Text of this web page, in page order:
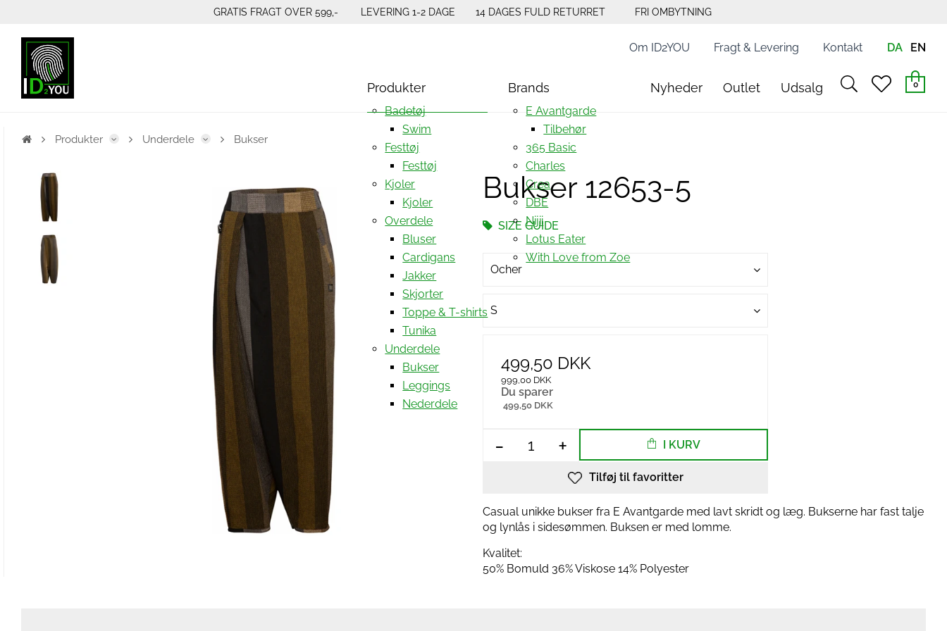
GRATIS FRAGT OVER 599,- LEVERING 1-2 DAGE 14 DAGES FULD RETURRET FRI OMBYTNING
Produkter
Badetøj
Swim
Festtøj
Festtøj
Kjoler
Kjoler
Overdele
Bluser
Cardigans
Jakker
Skjorter
Toppe & T-shirts
Tunika
Underdele
Bukser
Leggings
Nederdele
Brands
E Avantgarde
Tilbehør
365 Basic
Charles
Crea
DBE
Nijii
Lotus Eater
With Love from Zoe
Nyheder Outlet Udsalg
searchheart
0
Om ID2YOU Fragt & Levering Kontakt DA EN
Produkter Underdele Bukser
Bukser 12653-5
SIZE GUIDE
Ocher
S
499,50 DKK
999,00 DKK
Du sparer
499,50 DKK
- + I KURV
Tilføj til favoritter
Casual unikke bukser fra E Avantgarde med lavt skridt og læg. Bukserne har fast talje
og lynlås i sidesømmen. Buksen er med lomme.
Kvalitet:
50% Bomuld 36% Viskose 14% Polyester